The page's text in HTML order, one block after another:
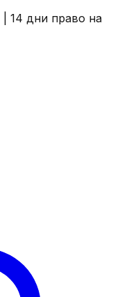
14 дни право на